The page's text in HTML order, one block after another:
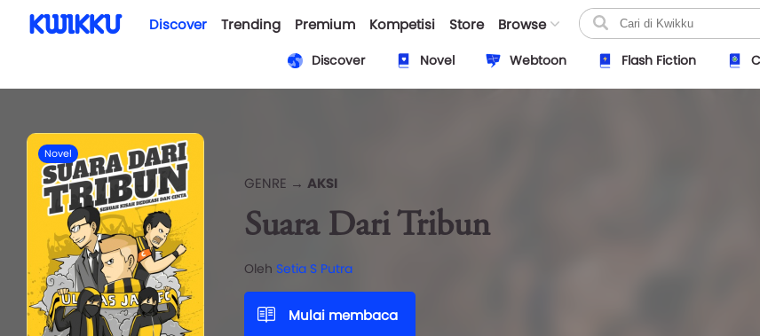
Discover Trending Premium Kompetisi Store Browse
Discover Novel Webtoon Flash Fiction
Novel
GENRE → AKSI
Suara Dari Tribun
Oleh Setia S Putra
Mulai membaca